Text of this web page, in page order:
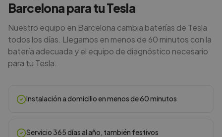
Barcelona para tu Tesla
Nuestro equipo en Barcelona cambia baterías de Tesla
todos los días. Llegamos en menos de 60 minutos con la
batería adecuada y el equipo de diagnóstico necesario
para tu Tesla.
Instalación a domicilio en menos de 60 minutos
Servicio 365 días al año, también festivos